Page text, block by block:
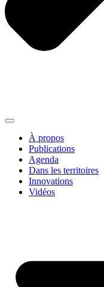
À propos
Publications
Agenda
Dans les territoires
Innovations
Vidéos